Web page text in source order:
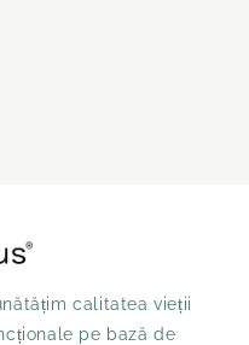
calitatea vieții
pe bază de